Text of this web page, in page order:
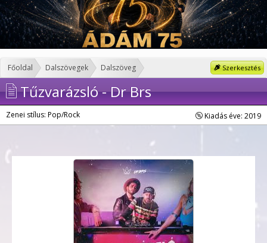
Szerkesztés
Főoldal Dalszövegek Dalszöveg
Tűzvarázsló - Dr Brs
Zenei stílus: Pop/Rock Kiadás éve: 2019